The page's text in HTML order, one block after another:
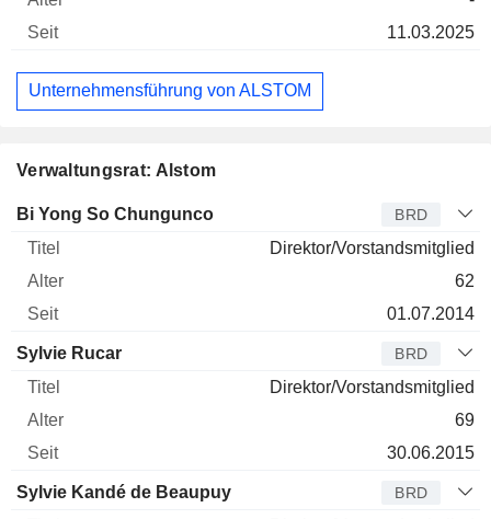
11.03.2025
Unternehmensführung von ALSTOM
Verwaltungsrat: Alstom
Verwaltungsratsmitglied Titel
Bi Yong So Chungunco BRD
Direktor/Vorstandsmitglied
62
01.07.2014
Sylvie Rucar BRD
Direktor/Vorstandsmitglied
69
30.06.2015
Sylvie Kandé de Beaupuy BRD